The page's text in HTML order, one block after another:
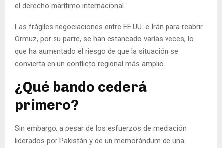
el derecho marítimo internacional.
Las frágiles negociaciones entre EE.UU. e Irán para reabrir
Ormuz, por su parte, se han estancado varias veces, lo
que ha aumentado el riesgo de que la situación se
convierta en un conflicto regional más amplio.
¿Qué bando cederá
primero?
Sin embargo, a pesar de los esfuerzos de mediación
liderados por Pakistán y de un memorándum de una